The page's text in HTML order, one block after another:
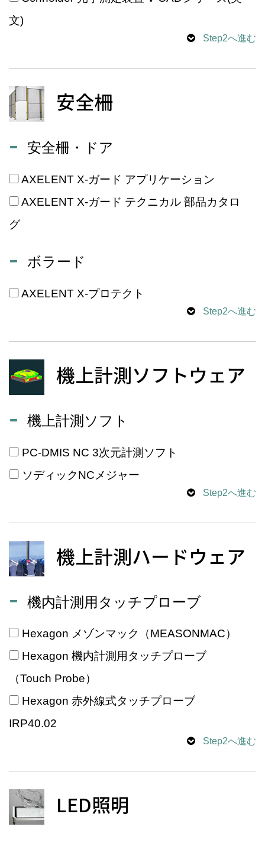
文)
Step2へ進む
安全柵
安全柵・ドア
AXELENT X-ガード アプリケーション
AXELENT X-ガード テクニカル 部品カタロ
グ
ボラード
AXELENT X-プロテクト
Step2へ進む
機上計測ソフトウェア
機上計測ソフト
PC-DMIS NC 3次元計測ソフト
ソディックNCメジャー
Step2へ進む
機上計測ハードウェア
機内計測用タッチプローブ
Hexagon メゾンマック（MEASONMAC）
Hexagon 機内計測用タッチプローブ
（Touch Probe）
Hexagon 赤外線式タッチプローブ
IRP40.02
Step2へ進む
LED照明